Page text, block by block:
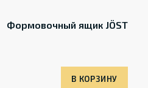
Формовочный ящик JÖST
В КОРЗИНУ